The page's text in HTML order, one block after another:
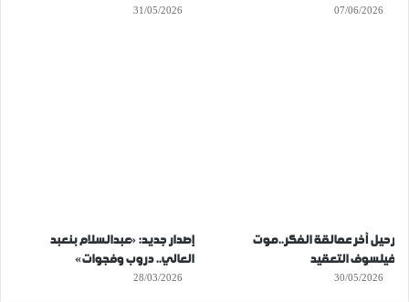
07/06/2026
31/05/2026
رحيل آخر عمالقة الفكر..موت
فيلسوف التعقيد
30/05/2026
إصدار جديد: «عبدالسلام بنعبد
العالي.. دروب وفجوات»
28/03/2026